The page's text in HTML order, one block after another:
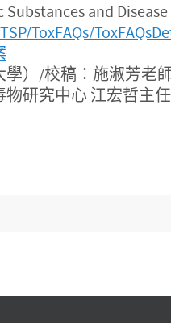
and
ToxFAQs/
）/校稿：施淑芳老
研究中心 江宏哲主